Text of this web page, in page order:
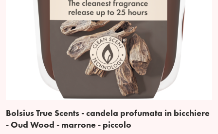
Bolsius True Scents - candela profumata in bicchiere
- Oud Wood - marrone - piccolo